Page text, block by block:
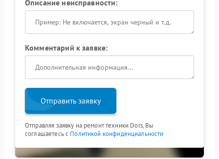
Описание неисправности:
Комментарий к заявке:
Отправить заявку
Отправляя заявку на ремонт техники Dors, Вы
соглашаетесь с Политикой конфиденциальности